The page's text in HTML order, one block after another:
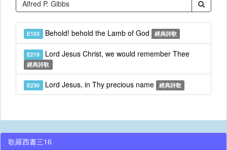
E103 Behold! behold the Lamb of God 經典詩歌
E219 Lord Jesus Christ, we would remember Thee
經典詩歌
E230 Lord Jesus, in Thy precious name 經典詩歌
歌羅西書三16